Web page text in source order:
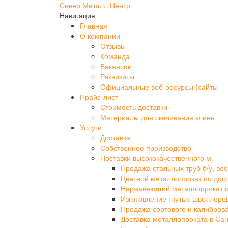
Север Металл Центр
Навигация
Главная
О компании
Отзывы
Команда
Вакансии
Реквизиты
Официальные веб-ресурсы (сайты
Прайс-лист
Стоимость доставки
Материалы для скачивания клиен
Услуги
Доставка
Собственное производcтво
Поставки высококачественного м
Продажа стальных труб б/у, воc
Цветной металлопрокат по
Нержавеющий металлопрокат
Изготовление гнутых
Продажа сортового и
Доставка металлопроката в